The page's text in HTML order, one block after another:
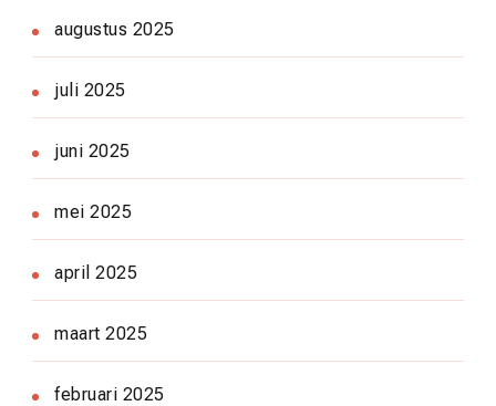
augustus 2025
juli 2025
juni 2025
mei 2025
april 2025
maart 2025
februari 2025